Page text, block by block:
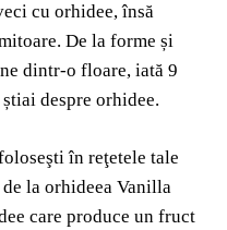
cu orhidee, însă
De la forme și
dintr-o floare, iată 9
despre orhidee.
în reţetele tale
la orhideea Vanilla
care produce un fruct